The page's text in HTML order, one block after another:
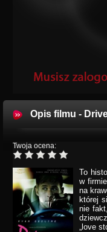
Opis filmu -
Twoja ocena:
To
w
na
której
nie
„love